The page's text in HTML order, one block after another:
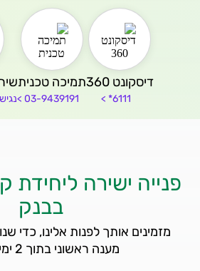
דיסקונט 360
6111*
תמיכה טכנית
03-9439191
פנייה ישירה ליחידת
בבנק
מזמינים אותך לפנות אלינו, כדי
מענה ראשוני בתוך 2 ימי עסקים